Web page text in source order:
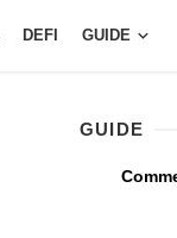
DEFI GUIDE
GUIDE